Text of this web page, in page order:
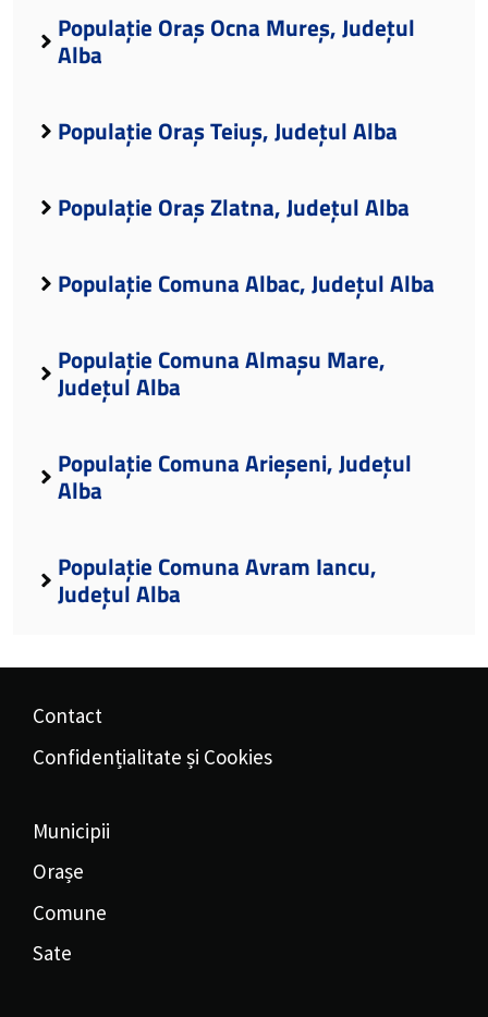
Populație Oraș Ocna Mureș, Județul
Alba
Populație Oraș Teiuș, Județul Alba
Populație Oraș Zlatna, Județul Alba
Populație Comuna Albac, Județul Alba
Populație Comuna Almașu Mare,
Județul Alba
Populație Comuna Arieșeni, Județul
Alba
Populație Comuna Avram Iancu,
Județul Alba
Contact
Confidențialitate și Cookies
Municipii
Orașe
Comune
Sate